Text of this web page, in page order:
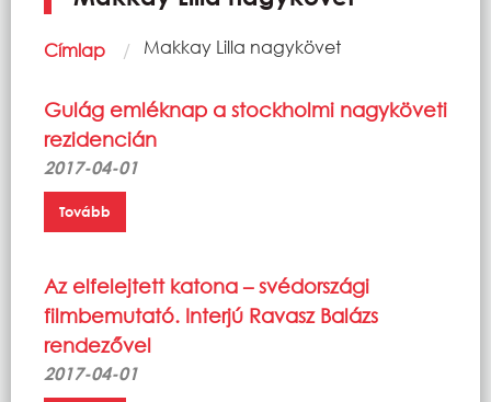
Morzsa
Címlap Current:
Makkay Lilla nagykövet
Gulág emléknap a stockholmi nagyköveti
rezidencián
2017-04-01
Tovább
Az elfelejtett katona – svédországi
filmbemutató. Interjú Ravasz Balázs
rendezővel
2017-04-01